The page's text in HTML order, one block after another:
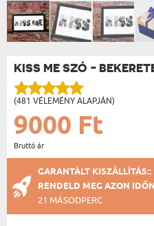
KISS ME SZÓ -
(481 VÉLEMÉNY ALAPJÁN)
9000 Ft
Bruttó ár
GARANTÁLT KISZÁLLÍTÁS::
RENDELD MEG AZON
20 MÁSODPERC